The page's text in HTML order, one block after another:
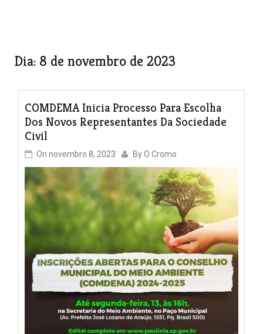
Dia: 8 de novembro de 2023
COMDEMA Inicia Processo Para Escolha
Dos Novos Representantes Da Sociedade
Civil
On novembro 8, 2023 ByO Cromo